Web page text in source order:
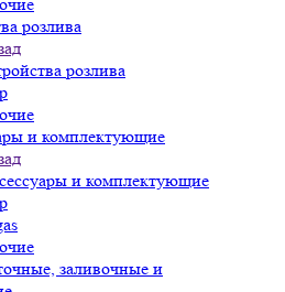
розлива
розлива
и комплектующие
и комплектующие
заливочные и